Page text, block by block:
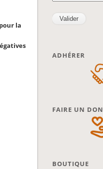
la
ADHÉRER
FAIRE UN DON
BOUTIQUE